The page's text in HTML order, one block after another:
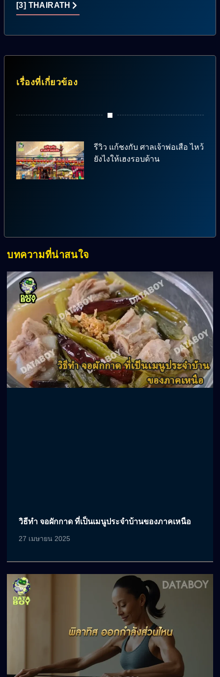
[3] THAIRATH
เรื่องที่เกี่ยวข้อง
รีวิว แก้ชงกับ ศาลเจ้าพ่อเสือ ไหว้
ยังไงให้เฮงรอบด้าน
บทความที่น่าสนใจ
วิธีทำ จอผักกาด ที่เป็นเมนูประจำบ้านของภาคเหนือ
27 เมษายน 2025